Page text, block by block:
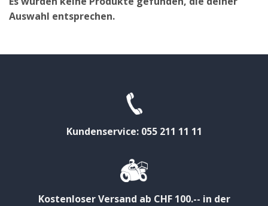
Auswahl entsprechen.
Kundenservice: 055 211 11 11
Kostenloser Versand ab CHF 100.-- in der